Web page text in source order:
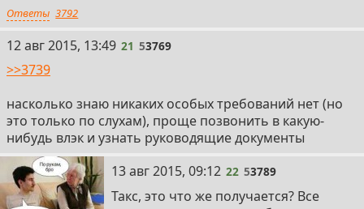
Ответы 3792
12 авг 2015, 13:49 21 53769
>>3739
насколько знаю никаких особых требований нет (но
это только по слухам), проще позвонить в какую-
нибудь влэк и узнать руководящие документы
13 авг 2015, 09:12 22 53789
Такс, это что же получается? Все